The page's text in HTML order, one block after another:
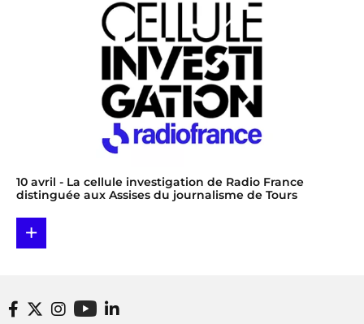
10 avril - La cellule investigation de Radio France
distinguée aux Assises du journalisme de Tours
+